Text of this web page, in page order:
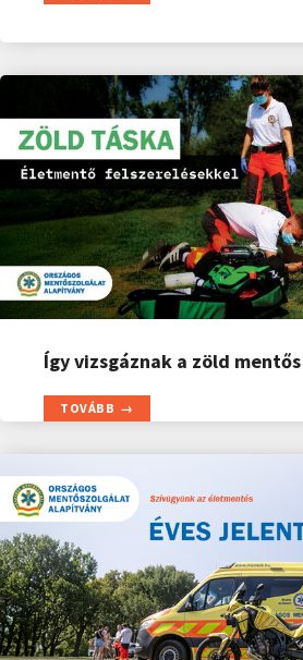
Így vizsgáznak a zöld
TOVÁBB